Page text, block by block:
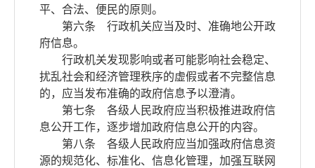
平、合法、便民的原则。
第六条 行政机关应当及时、准确地公开政
府信息。
行政机关发现影响或者可能影响社会稳定、
扰乱社会和经济管理秩序的虚假或者不完整信息
的，应当发布准确的政府信息予以澄清。
第七条 各级人民政府应当积极推进政府信
息公开工作，逐步增加政府信息公开的内容。
第八条 各级人民政府应当加强政府信息资
源的规范化、标准化、信息化管理，加强互联网